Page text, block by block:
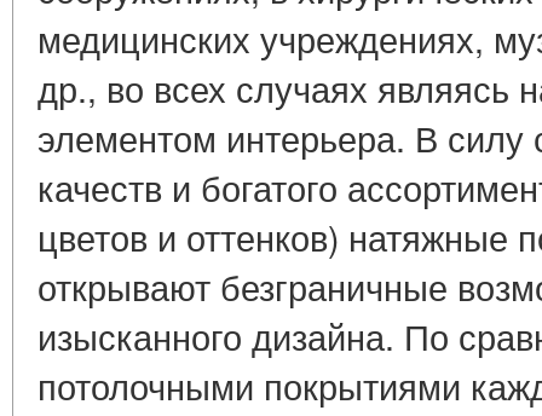
медицинских учреждениях,
др., во всех случаях являясь
элементом интерьера. В силу
качеств и богатого
цветов и оттенков) натяжные
открывают безграничные
изысканного дизайна. По
потолочными покрытиями